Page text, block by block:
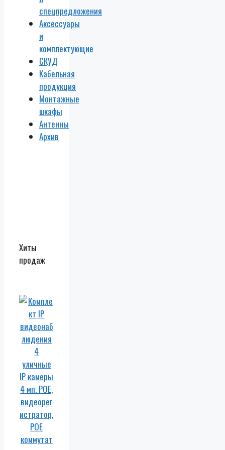
спецпредложения
Аксессуары
и
комплектующие
СКУД
Кабельная
продукция
Монтажные
шкафы
Антенны
Архив
Хиты
продаж